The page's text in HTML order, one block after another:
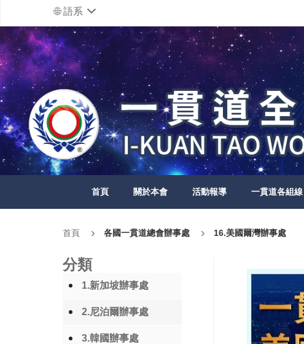
語系
首頁 關於本會 活動報導 一貫道各組線
首頁 各國一貫道總會辦事處 16.美國爾灣辦事處
分類
1.新加坡辦事處
2.尼泊爾辦事處
3.韓國辦事處